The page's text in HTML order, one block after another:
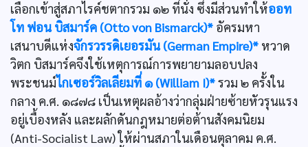
เลือกเข้าสู่สภาไรค์ชตากรวม ๑๒ ที่นั่ง ซึ่งมีส่วนทำให้ออท
โท ฟอน บิสมาร์ค (Otto von Bismarck)* อัครมหา
เสนาบดีแห่งจักรวรรดิเยอรมัน (German Empire)* หวาด
วิตก บิสมาร์คจึงใช้เหตุการณ์การพยายามลอบปลง
พระชนม์ไกเซอร์วิลเลียมที่ ๑ (William I)*รวม ๒ ครั้งใน
กลาง ค.ศ. ๑๘๗๘ เป็นเหตุผลอ้างว่ากลุ่มฝ่ายซ้ายหัวรุนแรง
อยู่เบื้องหลัง และผลักดันกฎหมายต่อต้านสังคมนิยม
(Anti-Socialist Law) ให้ผ่านสภาในเดือนตุลาคม ค.ศ.